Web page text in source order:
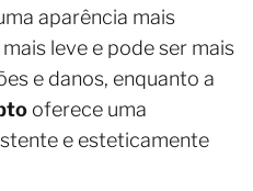
aparência mais
mais leve e pode ser mais
e danos, enquanto a
oferece uma
e esteticamente